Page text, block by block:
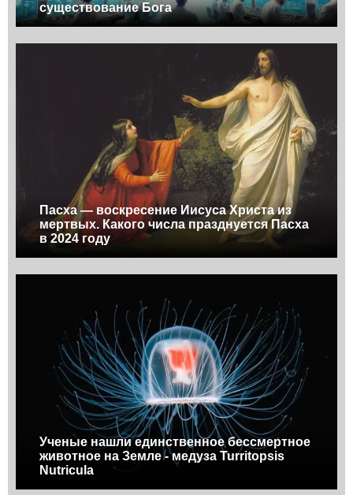
существование Бога
Пасха — воскресение Иисуса Христа из
мертвых. Какого числа празднуется Пасха
в 2024 году
Ученые нашли единственное бессмертное
животное на Земле - медуза Turritopsis
Nutricula